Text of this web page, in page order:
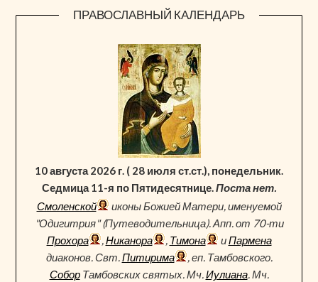
ПРАВОСЛАВНЫЙ КАЛЕНДАРЬ
10 августа 2026 г. ( 28 июля ст.ст.), понедельник.
Седмица 11-я по Пятидесятнице.Поста нет.
Смоленской
иконы Божией Матери, именуемой
"Одигитрия" (Путеводительница). Апп. от 70-ти
Прохора
,Никанора , Тимона иПармена
диаконов. Свт.Питирима
, еп. Тамбовского.
СоборТамбовских святых. Мч.Иулиана. Мч.